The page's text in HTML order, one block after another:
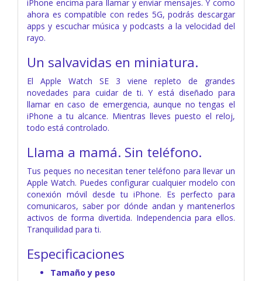
iPhone encima para llamar y enviar mensajes. Y como
ahora es compatible con redes 5G, podrás descargar
apps y escuchar música y podcasts a la velocidad del
rayo.
Un salvavidas en miniatura.
El Apple Watch SE 3 viene repleto de grandes
novedades para cuidar de ti. Y está diseñado para
llamar en caso de emergencia, aunque no tengas el
iPhone a tu alcance. Mientras lleves puesto el reloj,
todo está controlado.
Llama a mamá. Sin teléfono.
Tus peques no necesitan tener teléfono para llevar un
Apple Watch. Puedes configurar cualquier modelo con
conexión móvil desde tu iPhone. Es perfecto para
comunicaros, saber por dónde andan y mantenerlos
activos de forma divertida. Independencia para ellos.
Tranquilidad para ti.
Especificaciones
Tamaño y peso